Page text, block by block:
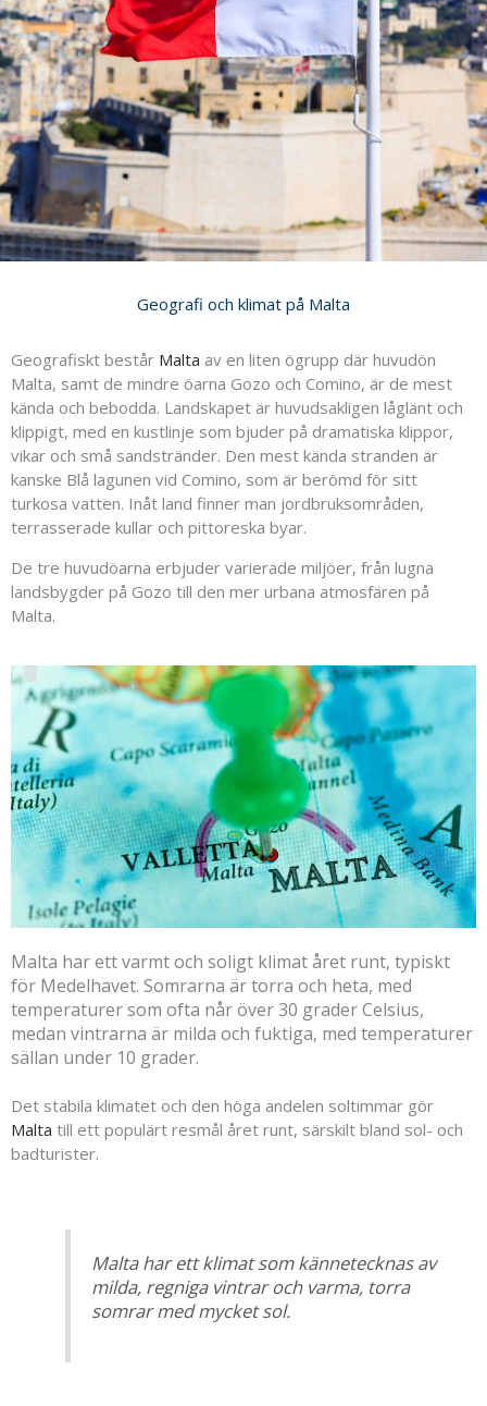
Geografi och klimat på Malta
Geografiskt består Malta av en liten ögrupp där huvudön
Malta, samt de mindre öarna Gozo och Comino, är de mest
kända och bebodda. Landskapet är huvudsakligen låglänt och
klippigt, med en kustlinje som bjuder på dramatiska klippor,
vikar och små sandstränder. Den mest kända stranden är
kanske Blå lagunen vid Comino, som är berömd för sitt
turkosa vatten. Inåt land finner man jordbruksområden,
terrasserade kullar och pittoreska byar.
De tre huvudöarna erbjuder varierade miljöer, från lugna
landsbygder på Gozo till den mer urbana atmosfären på
Malta.
Malta har ett varmt och soligt klimat året runt, typiskt
för Medelhavet. Somrarna är torra och heta, med
temperaturer som ofta når över 30 grader Celsius,
medan vintrarna är milda och fuktiga, med temperaturer
sällan under 10 grader.
Det stabila klimatet och den höga andelen soltimmar gör
Malta till ett populärt resmål året runt, särskilt bland sol- och
badturister.
Malta har ett klimat som kännetecknas av
milda, regniga vintrar och varma, torra
somrar med mycket sol.